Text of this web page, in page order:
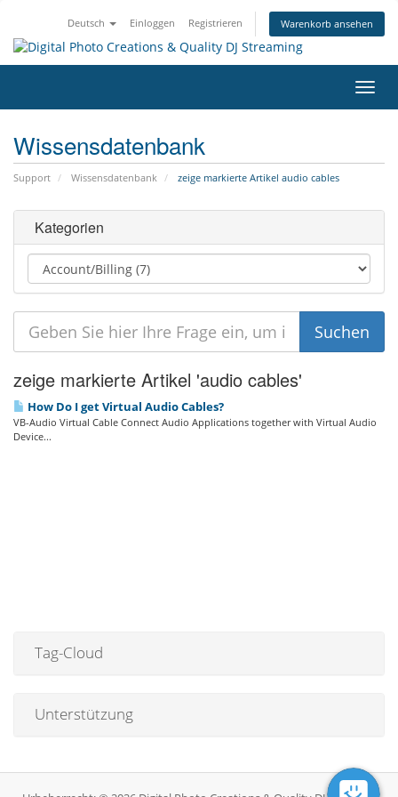
Deutsch Einloggen Registrieren Warenkorb ansehen
ein-/
Wissensdatenbank
Support Wissensdatenbank zeige markierte Artikel audio cables
Kategorien
zeige markierte Artikel 'audio cables'
How Do I get Virtual Audio Cables?
VB-Audio Virtual Cable Connect Audio Applications together with Virtual Audio
Device...
Tag-Cloud
Unterstützung